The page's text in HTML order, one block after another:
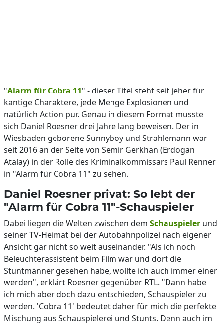
"Alarm für Cobra 11" - dieser Titel steht seit jeher für
kantige Charaktere, jede Menge Explosionen und
natürlich Action pur. Genau in diesem Format musste
sich Daniel Roesner drei Jahre lang beweisen. Der in
Wiesbaden geborene Sunnyboy und Strahlemann war
seit 2016 an der Seite von Semir Gerkhan (Erdogan
Atalay) in der Rolle des Kriminalkommissars Paul Renner
in "Alarm für Cobra 11" zu sehen.
Daniel Roesner privat: So lebt der
"Alarm für Cobra 11"-Schauspieler
Dabei liegen die Welten zwischen dem Schauspieler und
seiner TV-Heimat bei der Autobahnpolizei nach eigener
Ansicht gar nicht so weit auseinander. "Als ich noch
Beleuchterassistent beim Film war und dort die
Stuntmänner gesehen habe, wollte ich auch immer einer
werden", erklärt Roesner gegenüber RTL. "Dann habe
ich mich aber doch dazu entschieden, Schauspieler zu
werden. 'Cobra 11' bedeutet daher für mich die perfekte
Mischung aus Schauspielerei und Stunts. Denn auch im